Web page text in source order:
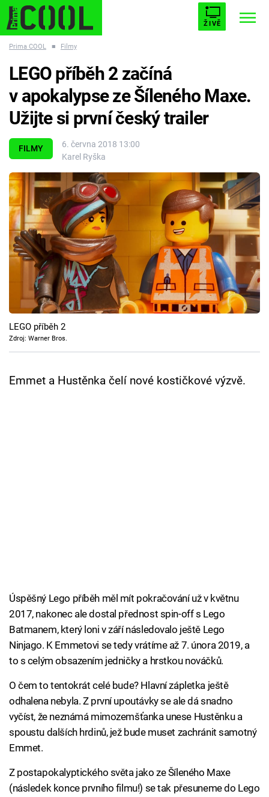
ŽIVĚ
ESCAPE PLNEJ KOTEL AVENGERS 5
Témata
Filmy
Seriály
Hry
Cool Esport
Pořady
TV Program
Prima COOL ■ Filmy
FILMY
6. června 2018 13:00
Karel Ryška
LEGO příběh 2 začíná
v apokalypse ze Šíleného Maxe.
Užijte si první český trailer
LEGO příběh 2
Zdroj: Warner Bros.
Emmet a Hustěnka čelí nové kostičkové výzvě.
Úspěšný Lego příběh měl mít pokračování už v květnu
2017, nakonec ale dostal přednost spin-off s Lego
Batmanem, který loni v září následovalo ještě Lego
Ninjago. K Emmetovi se tedy vrátíme až 7. února 2019, a
to s celým obsazením jedničky a hrstkou nováčků.
O čem to tentokrát celé bude? Hlavní zápletka ještě
odhalena nebyla. Z první upoutávky se ale dá snadno
vyčíst, že neznámá mimozemšťanka unese Hustěnku a
spoustu dalších hrdinů, jež bude muset zachránit samotný
Emmet.
Z postapokalyptického světa jako ze Šíleného Maxe
(následek konce prvního filmu!) se tak přesuneme do Lego